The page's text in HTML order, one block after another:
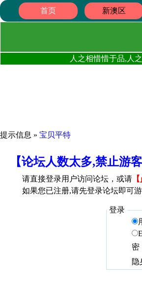
首页 新澳区
人之相惜惜于品,人
提示信息 » 宝贝平特
【论坛人数太多,禁止游
请直接登录用户访问论坛，或请 【
如果您已注册,请先登录论坛即可
登录
密
隐